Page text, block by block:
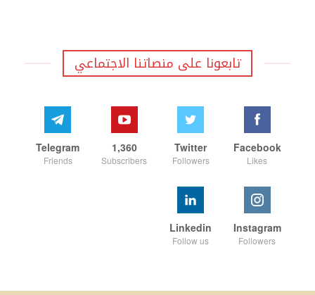
تابعونا على منصاتنا الاجتماعي
Facebook
Likes
Twitter
Followers
1,360
Subscribers
Telegram
Friends
Instagram
Followers
Linkedin
Follow us